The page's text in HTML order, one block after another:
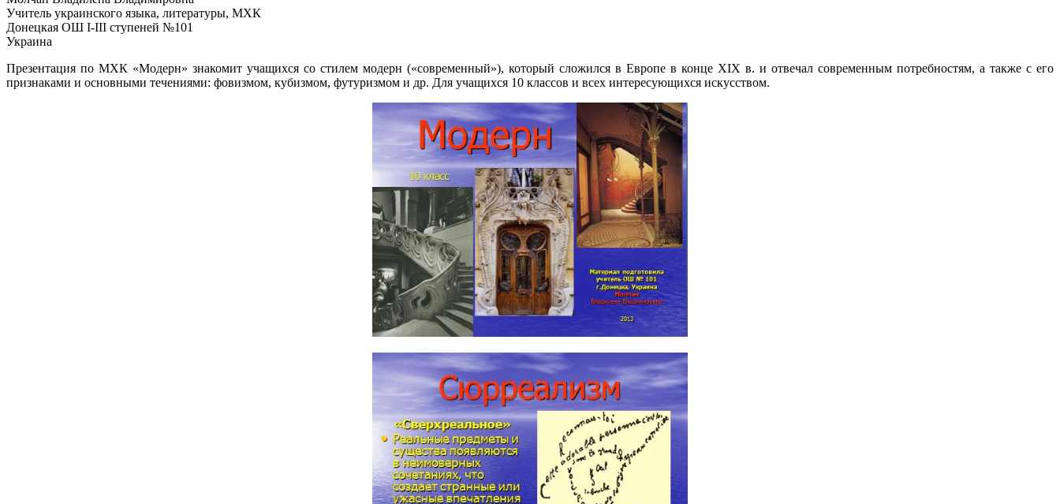
Учитель украинского языка, литературы, МХК
Донецкая ОШ І-ІІІ ступеней №101
Украина
Презентация по МХК «Модерн» знакомит учащихся со стилем модерн («современный»), который сложился в Европе в конце ХІХ в. и отвечал современным потребностям, а также с его
признаками и основными течениями: фовизмом, кубизмом, футуризмом и др. Для учащихся 10 классов и всех интересующихся искусством.